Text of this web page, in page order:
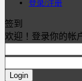
登录/注册
签到
欢迎！登录你的帐